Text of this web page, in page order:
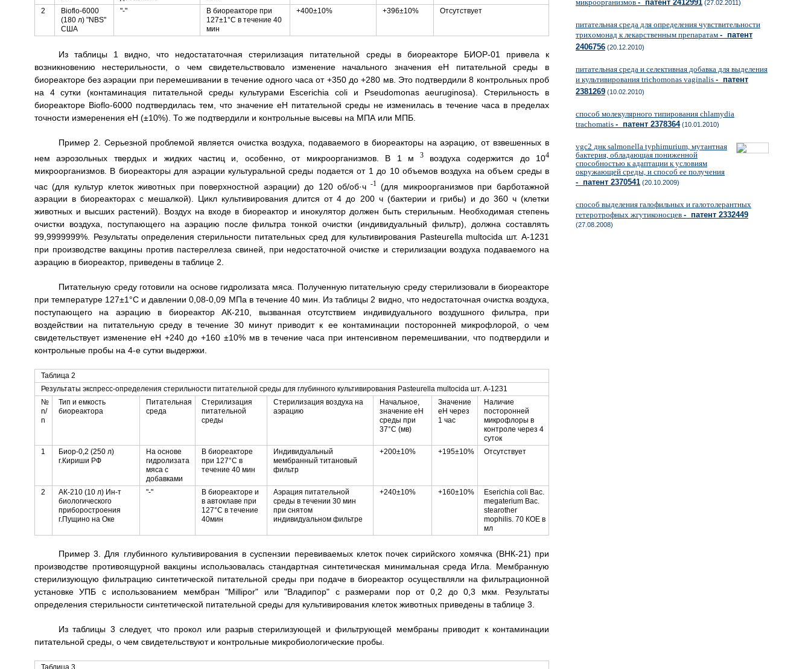
2
Bioflo-6000
(180 л) "NBS"
США
"-"
В биореакторе при
127±1°С в течение 40
мин
+400±10% +396±10% Отсутствует
Из таблицы 1 видно, что недостататочная стерилизация питательной среды в биореакторе БИОР-01 привела к
возникновению нестерильности, о чем свидетельствовало изменение начального значения еН питательной среды в
биореакторе без аэрации при перемешивании в течение одного часа от +350 до +280 мв. Это подтвердили 8 контрольных проб
на 4 сутки (контаминация питательной среды культурами Escerichia coli и Pseudomonas aeuruginosa). Стерильность в
биореакторе Bioflo-6000 подтвердилась тем, что значение еН питательной среды не изменилась в течение часа в пределах
точности измеренения еН (±10%). То же подтвердили и контрольные высевы на МПА или МПБ.
Пример 2. Серьезной проблемой является очистка воздуха, подаваемого в биореакторы на аэрацию, от взвешенных в
нем аэрозольных твердых и жидких частиц и, особенно, от микроорганизмов. В 1 м
3воздуха содержится до 104
микроорганизмов. В биореакторы для аэрации культуральной среды подается от 1 до 10 объемов воздуха на объем среды в
час (для культур клеток животных при поверхностной аэрации) до 120 об/об·ч -1(для микроорганизмов при барботажной
аэрации в биореакторах с мешалкой). Цикл культивирования длится от 4 до 200 ч (бактерии и грибы) и до 360 ч (клетки
животных и высших растений). Воздух на входе в биореактор и инокулятор должен быть стерильным. Необходимая степень
очистки воздуха, поступающего на аэрацию после фильтра тонкой очистки (индивидуальный фильтр), должна составлять
99,9999999%. Результаты определения стерильности питательных сред для культивирования Pasteurella multocida шт. А-1231
при производстве вакцины против пастереллеза свиней, при недостаточной очистке и стерилизации воздуха подаваемого на
аэрацию в биореактор, приведены в таблице 2.
Питательную среду готовили на основе гидролизата мяса. Полученную питательную среду стерилизовали в биореакторе
при температуре 127±1°С и давлении 0,08-0,09 МПа в течение 40 мин. Из таблицы 2 видно, что недостаточная очистка воздуха,
поступающего на аэрацию в биореактор АК-210, вызванная отсутствием индивидуального воздушного фильтра, при
воздействии на питательную среду в течение 30 минут приводит к ее контаминации посторонней микрофлорой, о чем
свидетельствует изменение еН +240 до +160 ±10% мв в течение часа при интенсивном перемешивании, что подтвердили и
контрольные пробы на 4-е сутки выдержки.
Таблица 2
Результаты экспресс-определения стерильности питательной среды для глубинного культивирования Pasteurella multocida шт. А-1231
№
n/
n
Тип и емкость
биореактора
Питательная
среда
Стерилизация
питательной
среды
Стерилизация воздуха на
аэрацию
Начальное,
значение еН
среды при
37°С (мв)
Значение
еН через
1 час
Наличие
посторонней
микрофлоры в
контроле через 4
суток
1
Биор-0,2 (250 л)
г.Кириши РФ
На основе
гидролизата
мяса с
добавками
В биореакторе
при 127°С в
течение 40 мин
Индивидуальный
мембранный титановый
фильтр
+200±10% +195±10% Отсутствует
2
АК-210 (10 л) Ин-т
биологического
приборостроения
г.Пущино на Оке
"-"
В биореакторе и
в автоклаве при
127°С в течение
40мин
Аэрация питательной
среды в течении 30 мин
при снятом
индивидуальном фильтре
+240±10% +160±10%
Eserichia coli Вас.
megaterium Вас.
stearother
mophilis. 70 КОЕ в
мл
Пример 3. Для глубинного культивирования в суспензии перевиваемых клеток почек сирийского хомячка (ВНК-21) при
производстве противоящурной вакцины использовалась стандартная синтетическая минимальная среда Игла. Мембранную
стерилизующую фильтрацию синтетической питательной среды при подаче в биореактор осуществляли на фильтрационной
установке УПБ с использованием мембран "Millipor" или "Владипор" с размерами пор от 0,2 до 0,3 мкм. Результаты
определения стерильности синтетической питательной среды для культивирования клеток животных приведены в таблице 3.
Из таблицы 3 следует, что прокол или разрыв стерилизующей и фильтрующей мембраны приводит к контаминации
питательной среды, о чем свидетельствуют и контрольные микробиологические пробы.
микроорганизмов - патент 2412991 (27.02.2011)
питательная среда для определения чувствительности
трихомонад к лекарственным препаратам - патент
2406756 (20.12.2010)
питательная среда и селективная добавка для выделения
и культивирования trichomonas vaginalis - патент
2381269 (10.02.2010)
способ молекулярного типирования chlamydia
trachomatis - патент 2378364(10.01.2010)
vgc2 днк salmonella typhimurium, мутантная
бактерия, обладающая пониженной
способностью к адаптации к условиям
окружающей среды, и способ ее получения
- патент 2370541 (20.10.2009)
способ выделения галофильных и галотолерантных
гетеротрофных жгутиконосцев - патент 2332449
(27.08.2008)